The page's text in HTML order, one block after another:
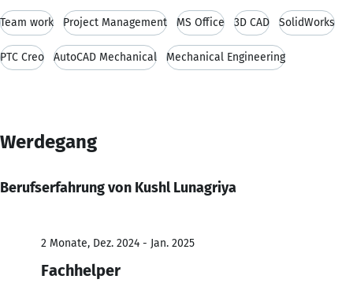
Team work Project Management MS Office 3D CAD SolidWorks
PTC Creo AutoCAD Mechanical Mechanical Engineering
Werdegang
Berufserfahrung von Kushl Lunagriya
2 Monate, Dez. 2024 - Jan. 2025
Fachhelper